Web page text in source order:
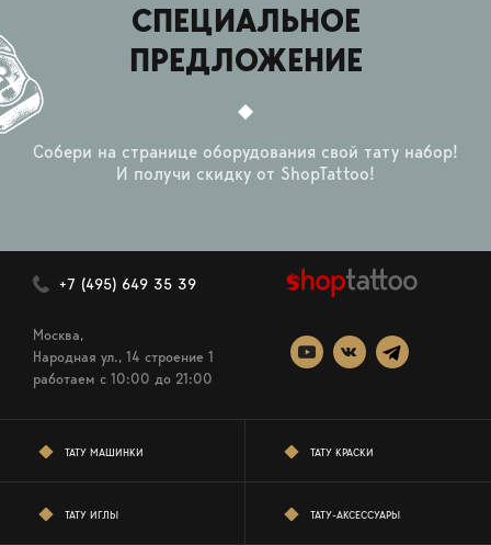
СПЕЦИАЛЬНОЕ
ПРЕДЛОЖЕНИЕ
Собери на странице оборудования свой тату набор!
И получи скидку от ShopTattoo!
+7 (495) 649 35 39
Москва,
Народная ул., 14 строение 1
работаем c 10:00 до 21:00
ТАТУ МАШИНКИ ТАТУ КРАСКИ
ТАТУ ИГЛЫ ТАТУ-АКСЕССУАРЫ